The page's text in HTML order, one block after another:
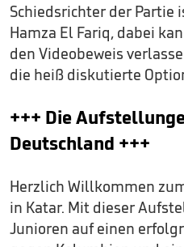
Schiedsrichter der Partie
Hamza El Fariq, dabei
den Videobeweis
die heiß diskutierte
+++ Die
Deutschland +++
Herzlich Willkommen
in Katar. Mit dieser
Junioren auf einen